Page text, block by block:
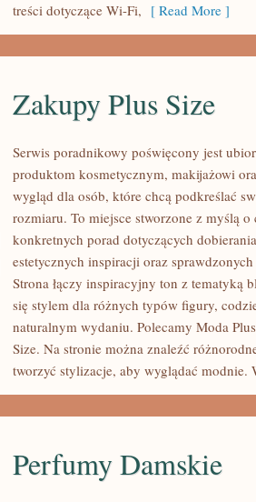
treści dotyczące Wi-Fi, [ Read More ]
ZAKUPY
PLUS
SIZE
Zakupy Plus Size
Serwis poradnikowy poświęcony jest
produktom kosmetycznym, makijażowi
wygląd dla osób, które chcą podkreślać
rozmiaru. To miejsce stworzone z myślą
konkretnych porad dotyczących
estetycznych inspiracji oraz
Strona łączy inspiracyjny ton z tematyką
się stylem dla różnych typów figury,
naturalnym wydaniu. Polecamy Moda
Size. Na stronie można znaleźć
tworzyć stylizacje, aby wyglądać modnie.
Perfumy Damskie